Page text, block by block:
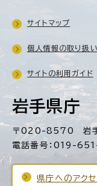
岩手県庁
〒020-8570 岩手
電話番号：019-
県庁へのアクセ
サイトマップ
個人情報の取り扱い
サイトの利用ガイド